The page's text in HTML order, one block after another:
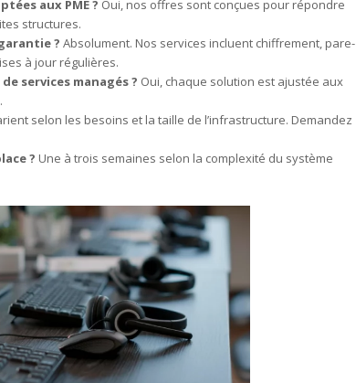
aux PME ? Oui, nos offres sont conçues pour répondre
structures.
? Absolument. Nos services incluent chiffrement, pare-
à jour régulières.
services managés ? Oui, chaque solution est ajustée aux
selon les besoins et la taille de l’infrastructure. Demandez
? Une à trois semaines selon la complexité du système